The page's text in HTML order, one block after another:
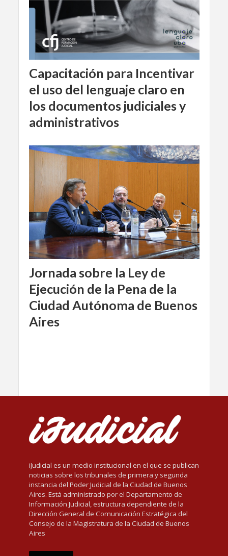
Capacitación para Incentivar
el uso del lenguaje claro en
los documentos judiciales y
administrativos
Jornada sobre la Ley de
Ejecución de la Pena de la
Ciudad Autónoma de Buenos
Aires
iJudicial es un medio institucional en el que se publican
noticias sobre los tribunales de primera y segunda
instancia del Poder Judicial de la Ciudad de Buenos
Aires. Está administrado por el Departamento de
Información Judicial, estructura dependiente de la
Dirección General de Comunicación Estratégica del
Consejo de la Magistratura de la Ciudad de Buenos
Aires